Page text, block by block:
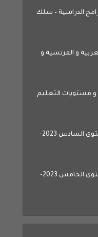
الدراسية – سلك
و الفرنسية و
و مستويات التعليم
جميع فروض المرحلة الأولى المستوى السادس 2023-
جميع فروض المرحلة الأولى المستوى الخامس 2023-